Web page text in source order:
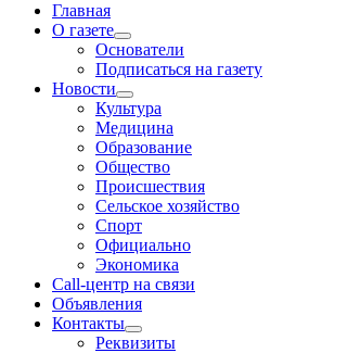
Главная
О газете
Основатели
Подписаться на газету
Новости
Культура
Медицина
Образование
Общество
Происшествия
Сельское хозяйство
Спорт
Официально
Экономика
Call-центр на связи
Объявления
Контакты
Реквизиты